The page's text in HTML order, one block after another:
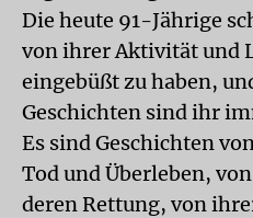
Die heute 91-Jährige
von ihrer Aktivität und
eingebüßt zu haben,
Geschichten sind ihr
Es sind Geschichten
Tod und Überleben,
deren Rettung, von